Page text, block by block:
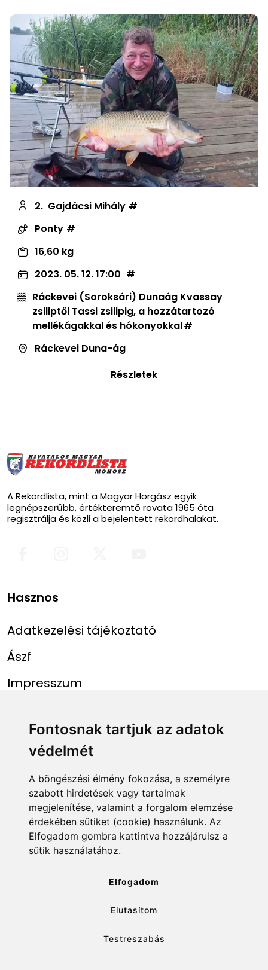
Fontosnak tartjuk az adatok
védelmét
A böngészési élmény fokozása, a személyre
szabott hirdetések vagy tartalmak
megjelenítése, valamint a forgalom elemzése
érdekében sütiket (cookie) használunk. Az
Elfogadom gombra kattintva hozzájárulsz a
sütik használatához.
Elfogadom
Elutasítom
Testreszabás
2. Gajdácsi Mihály
Ponty
16,60 kg
2023. 05. 12. 17:00
Ráckevei (Soroksári) Dunaág Kvassay
zsiliptől Tassi zsilipig, a hozzátartozó
mellékágakkal és hókonyokkal
Ráckevei Duna-ág
Részletek
A Rekordlista, mint a Magyar Horgász egyik
legnépszerűbb, értékteremtő rovata 1965 óta
regisztrálja és közli a bejelentett rekordhalakat.
Hasznos
Adatkezelési tájékoztató
Ászf
Impresszum
Menü
Főoldal
Rekordlista
Abszolút rekordlista
Rekord bejelentése
Linkek
mohosz.hu
horgaszjegy.hu